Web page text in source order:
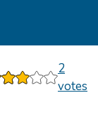
2
votes